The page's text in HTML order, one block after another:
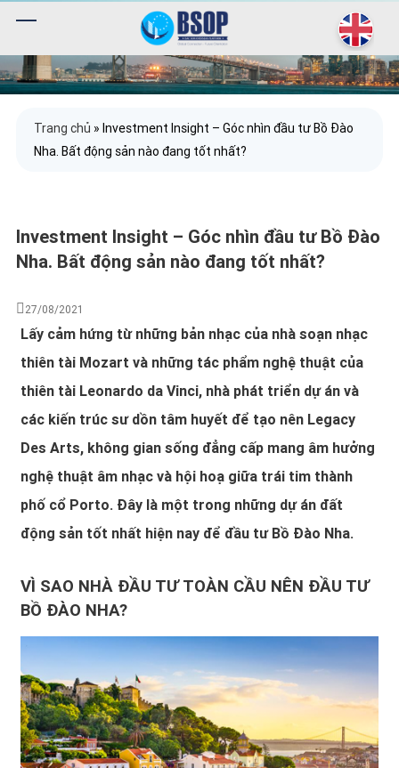
Trang chủ » Investment Insight – Góc nhìn đầu tư Bồ Đào
Nha. Bất động sản nào đang tốt nhất?
Investment Insight – Góc nhìn đầu tư Bồ Đào
Nha. Bất động sản nào đang tốt nhất?
27/08/2021
Lấy cảm hứng từ những bản nhạc của nhà soạn nhạc
thiên tài Mozart và những tác phẩm nghệ thuật của
thiên tài Leonardo da Vinci, nhà phát triển dự án và
các kiến trúc sư dồn tâm huyết để tạo nên Legacy
Des Arts, không gian sống đẳng cấp mang âm hưởng
nghệ thuật âm nhạc và hội hoạ giữa trái tim thành
phố cổ Porto. Đây là một trong những dự án đất
động sản tốt nhất hiện nay để đầu tư Bồ Đào Nha.
VÌ SAO NHÀ ĐẦU TƯ TOÀN CẦU NÊN ĐẦU TƯ
BỒ ĐÀO NHA?